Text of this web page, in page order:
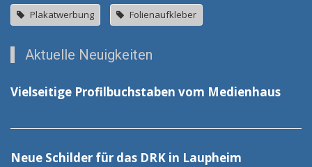
Plakatwerbung Folienaufkleber
Aktuelle Neuigkeiten
Vielseitige Profilbuchstaben vom Medienhaus
Neue Schilder für das DRK in Laupheim